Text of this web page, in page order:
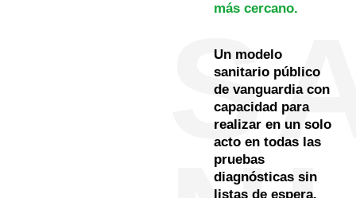
más cercano.
Un modelo
sanitario público
de vanguardia con
capacidad para
realizar en un solo
acto en todas las
pruebas
diagnósticas sin
listas de espera.